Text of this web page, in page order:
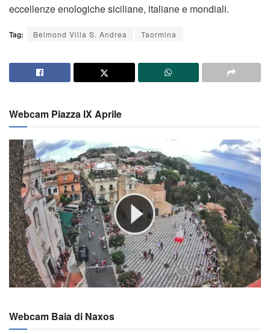
eccellenze enologiche siciliane, italiane e mondiali.
Tag: Belmond Villa S. Andrea Taormina
Webcam Piazza IX Aprile
Webcam Baia di Naxos